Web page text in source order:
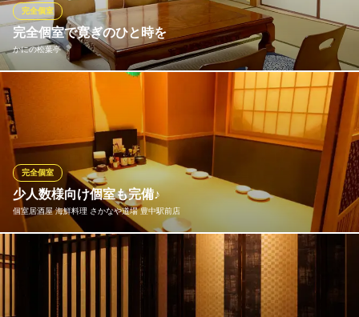
完全個室で寛ぎのひと時を
かにの松葉亭
完全個室
お座敷タイプの完全個室 最大８名様まで承れます。
かにの松葉亭
■山陰専属業者直送■
北大阪急行線桃山台駅 車7分
大阪府豊中市東豊中町4-16-10
少人数様向け個室も完備♪
個室居酒屋 海鮮料理 さかなや道場 豊中駅前店
完全個室
仲の良いご友人やデートでのご利用にぴったりです！美味しい食
事とお酒で、話が弾むこと間違いなし！最高のひと時をお過ごし
くださいませ。さかなや道場こだわりの料理と厳選したお酒をゆ
っくりお楽しみいただける寛ぎ空間となっております。